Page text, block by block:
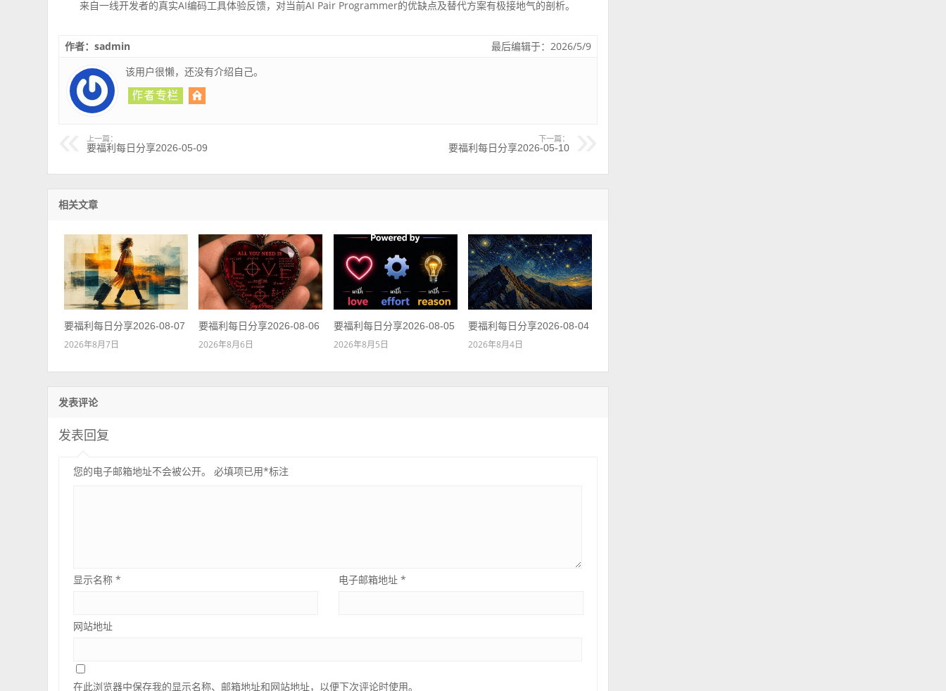
来自一线开发者的真实AI编码工具体验反馈，对当前AI Pair Programmer的优缺点及替代方案有极接地气的剖析。
最后编辑于：2026/5/9
作者：sadmin
该用户很懒，还没有介绍自己。
上一篇：
要福利每日分享2026-05-09
下一篇：
要福利每日分享2026-05-10
相关文章
要福利每日分享2026-08-07
2026年8月7日
要福利每日分享2026-08-06
2026年8月6日
要福利每日分享2026-08-05
2026年8月5日
要福利每日分享2026-08-04
2026年8月4日
发表评论
发表回复
您的电子邮箱地址不会被公开。 必填项已用*标注
显示名称* 电子邮箱地址 *
网站地址
在此浏览器中保存我的显示名称、邮箱地址和网站地址，以便下次评论时使用。